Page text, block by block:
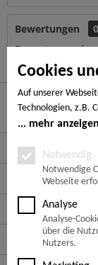
Cookies
Auf unserer
Technologien, z.B.
Ihrem Endgerät
Notwendige
notwendigen
sind, um den von
Cookies werden
gesetzt. Die
noch nicht
für die Zukunft
mehr anzeigen
Notwendig
Notwendige
Webseite
Analyse
Analyse-
über die
Nutzers.
Bewertungen
0
Bewertungen
Hier finden Sie
Service Hotline
Service
Informationen
Zahlungsarten